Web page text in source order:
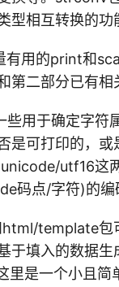
相互转换的功
有用的print和
第二部分已有相
用于确定字符
是可打印的，或
utf16这
码点/字符)的编
template包
于填入的数据生
里是一个小且简